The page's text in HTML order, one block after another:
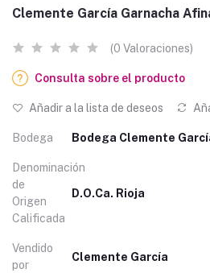
Clemente García Garnacha
(0 Valoraciones)
Consulta sobre el producto
Añadir a la lista de deseos
Bodega Bodega Clemente
Denominación
de
Origen
Calificada
D.O.Ca. Rioja
Vendido
por
Clemente García